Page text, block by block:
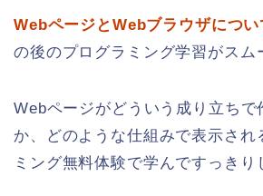
WebページとWebブラウザについ
の後のプログラミング学習がスム
Webページがどういう成り立ちで
か、どのような仕組みで表示され
ミング無料体験で学んですっきり